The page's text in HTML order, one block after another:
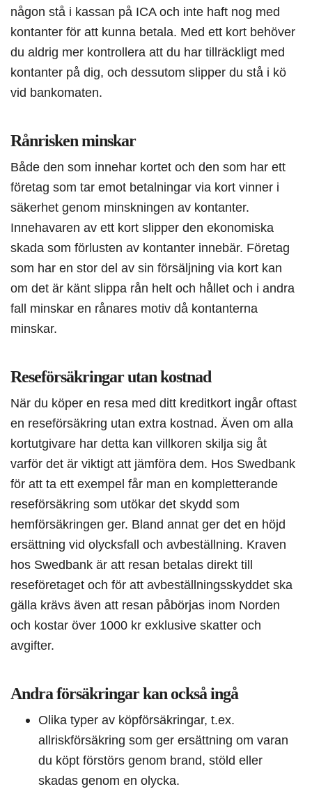
någon stå i kassan på ICA och inte haft nog med
kontanter för att kunna betala. Med ett kort behöver
du aldrig mer kontrollera att du har tillräckligt med
kontanter på dig, och dessutom slipper du stå i kö
vid bankomaten.
Rånrisken minskar
Både den som innehar kortet och den som har ett
företag som tar emot betalningar via kort vinner i
säkerhet genom minskningen av kontanter.
Innehavaren av ett kort slipper den ekonomiska
skada som förlusten av kontanter innebär. Företag
som har en stor del av sin försäljning via kort kan
om det är känt slippa rån helt och hållet och i andra
fall minskar en rånares motiv då kontanterna
minskar.
Reseförsäkringar utan kostnad
När du köper en resa med ditt kreditkort ingår oftast
en reseförsäkring utan extra kostnad. Även om alla
kortutgivare har detta kan villkoren skilja sig åt
varför det är viktigt att jämföra dem. Hos Swedbank
för att ta ett exempel får man en kompletterande
reseförsäkring som utökar det skydd som
hemförsäkringen ger. Bland annat ger det en höjd
ersättning vid olycksfall och avbeställning. Kraven
hos Swedbank är att resan betalas direkt till
reseföretaget och för att avbeställningsskyddet ska
gälla krävs även att resan påbörjas inom Norden
och kostar över 1000 kr exklusive skatter och
avgifter.
Andra försäkringar kan också ingå
Olika typer av köpförsäkringar, t.ex.
allriskförsäkring som ger ersättning om varan
du köpt förstörs genom brand, stöld eller
skadas genom en olycka.